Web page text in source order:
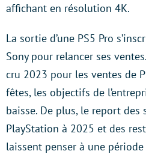
affichant en résolution 4K.
La sortie d’une PS5 Pro
Sony pour relancer ses
cru 2023 pour les ventes de
fêtes, les objectifs de
baisse. De plus, le report
PlayStation à 2025 et des
laissent penser à une